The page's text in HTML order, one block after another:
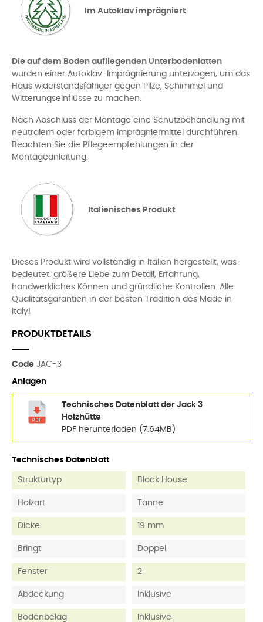
Im Autoklav imprägniert
Die auf dem Boden aufliegenden Unterbodenlatten
wurden einer Autoklav-Imprägnierung unterzogen, um das
Haus widerstandsfähiger gegen Pilze, Schimmel und
Witterungseinflüsse zu machen.
Nach Abschluss der Montage eine Schutzbehandlung mit
neutralem oder farbigem Imprägniermittel durchführen.
Beachten Sie die Pflegeempfehlungen in der
Montageanleitung.
Italienisches Produkt
Dieses Produkt wird vollständig in Italien hergestellt, was
bedeutet: größere Liebe zum Detail, Erfahrung,
handwerkliches Können und gründliche Kontrollen. Alle
Qualitätsgarantien in der besten Tradition des Made in
Italy!
PRODUKTDETAILS
Code JAC-3
Anlagen
Technisches Datenblatt der Jack 3
Holzhütte
PDF herunterladen (7.64MB)
Technisches Datenblatt
Strukturtyp Block House
Holzart Tanne
Dicke 19 mm
Bringt Doppel
Fenster 2
Abdeckung Inklusive
Bodenbelag Inklusive